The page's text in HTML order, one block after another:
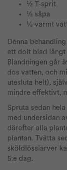
⅓ T-sprit
⅓ såpa
⅓ varmt
Denna
ett dolt blad långt
Blandningen går
dos vatten, och
utesluta helt),
mindre effektivt,
Spruta sedan
med undersidan
därefter alla
plantan. Tvätta
sköldlösslarver
5:e dag.